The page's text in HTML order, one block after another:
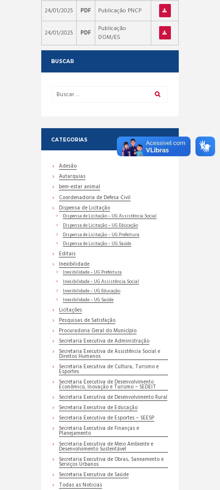
24/01/2025
PDF Publicação PNCP
24/01/2025 PDF
Publicação
DOM/ES
BUSCAR
CATEGORIAS
Adesão
Autarquias
bem-estar animal
Coordenadoria de Defesa Civil
Dispensa de Licitação
Dispensa de Licitação – UG Assistência Social
Dispensa de Licitação – UG Educação
Dispensa de Licitação – UG Prefeitura
Dispensa de Licitação – UG Saúde
Editais
Inexibilidade
Inexibilidade – UG Prefeitura
Inexibilidade – UG Assistência Social
Inexibilidade – UG Educação
Inexibilidade – UG Saúde
Licitações
Pesquisas de Satisfação
Procuradoria Geral do Município
Secretaria Executiva de Administração
Secretaria Executiva de Assistência Social e
Direitos Humanos
Secretaria Executiva de Cultura, Turismo e
Esportes
Secretaria Executiva de Desenvolvimento
Econômico, Inovação e Turismo – SEDEIT
Secretaria Executiva de Desenvolvimento Rural
Secretaria Executiva de Educação
Secretaria Executiva de Esportes – SEESP
Secretaria Executiva de Finanças e
Planejamento
Secretaria Executiva de Meio Ambiente e
Desenvolvimento Sustentável
Secretaria Executiva de Obras, Saneamento e
Serviços Urbanos
Secretaria Executiva de Saúde
Todas as Noticias